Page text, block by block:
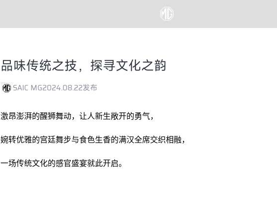
品味传统之技，探寻文化之韵
SAIC MG2024.08.22发布
激昂澎湃的醒狮舞动，让人新生敞开的勇气，
婉转优雅的宫廷舞步与食色生香的满汉全席交织相融，
一场传统文化的感官盛宴就此开启。